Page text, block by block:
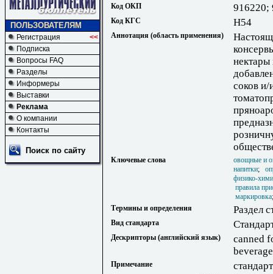
ПОЛЬЗОВАТЕЛЯМ
Регистрация
<<
Подписка
Вопросы FAQ
Разделы
Информеры
Выставки
Реклама
О компании
Контакты
Поиск по сайту
Код ОКП 916220;
Код КГС Н54
Аннотация (область применения)
соков
Ключевые слова
овощные и
напитки;
физико-
правила
маркировка
Термины и определения
Раздел
Вид стандарта
Дескрипторы (английский язык)
canned
Примечание